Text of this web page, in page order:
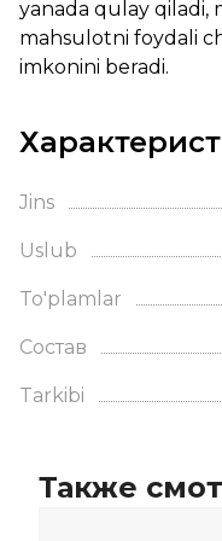
yanada qulay qiladi,
mahsulotni foydali
imkonini beradi.
Jins
Uslub
To'plamlar
Состав
Tarkibi
Также